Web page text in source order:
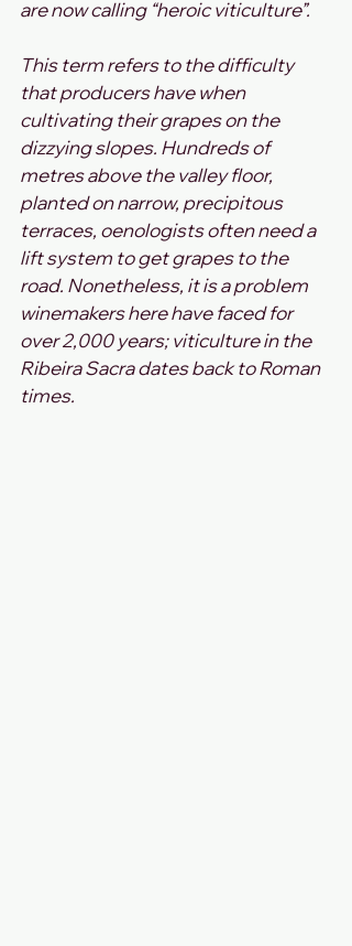
are now calling “heroic viticulture”.
This term refers to the difficulty
that producers have when
cultivating their grapes on the
dizzying slopes. Hundreds of
metres above the valley floor,
planted on narrow, precipitous
terraces, oenologists often need a
lift system to get grapes to the
road. Nonetheless, it is a problem
winemakers here have faced for
over 2,000 years; viticulture in the
Ribeira Sacra dates back to Roman
times.